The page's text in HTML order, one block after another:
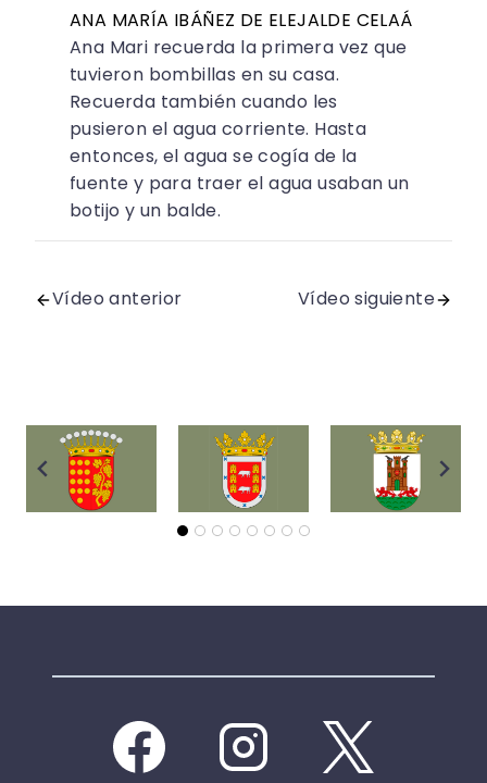
ANA MARÍA IBÁÑEZ DE ELEJALDE CELAÁ
Ana Mari recuerda la primera vez que
tuvieron bombillas en su casa.
Recuerda también cuando les
pusieron el agua corriente. Hasta
entonces, el agua se cogía de la
fuente y para traer el agua usaban un
botijo y un balde.
Vídeo anterior Vídeo siguiente